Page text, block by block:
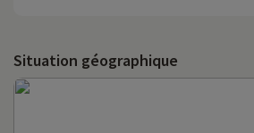
Situation géographique